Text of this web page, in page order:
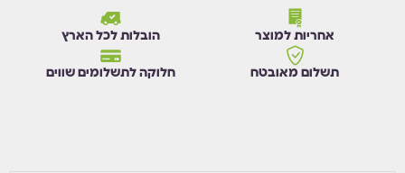
אחריות למוצר הובלות לכל הארץ
תשלום מאובטח חלוקה לתשלומים שווים